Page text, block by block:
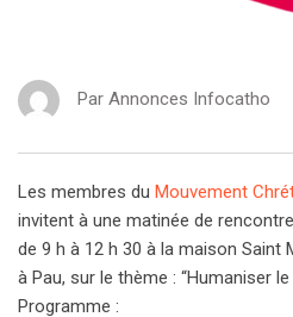
Par Annonces Infocatho
Les membres du Mouvement
invitent à une matinée de
de 9 h à 12 h 30 à la maison Saint
à Pau, sur le thème : “Humaniser le
Programme :